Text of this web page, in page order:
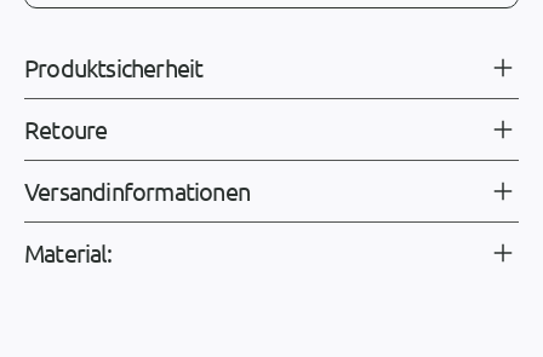
Produktsicherheit
Retoure
Versandinformationen
Material: